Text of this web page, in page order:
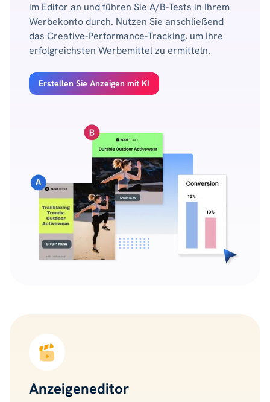
im Editor an und führen Sie A/B-Tests in Ihrem
Werbekonto durch. Nutzen Sie anschließend
das Creative-Performance-Tracking, um Ihre
erfolgreichsten Werbemittel zu ermitteln.
Erstellen Sie Anzeigen mit KI
Anzeigeneditor